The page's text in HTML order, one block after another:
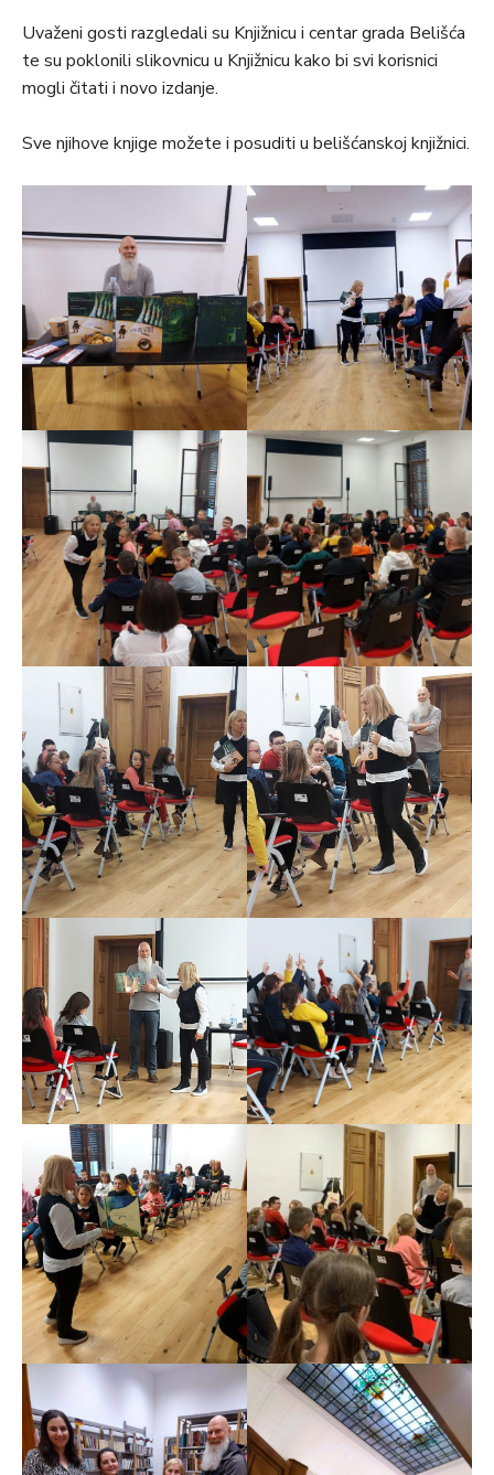
Uvaženi gosti razgledali su Knjižnicu i centar grada Belišća
te su poklonili slikovnicu u Knjižnicu kako bi svi korisnici
mogli čitati i novo izdanje.
Sve njihove knjige možete i posuditi u belišćanskoj knjižnici.